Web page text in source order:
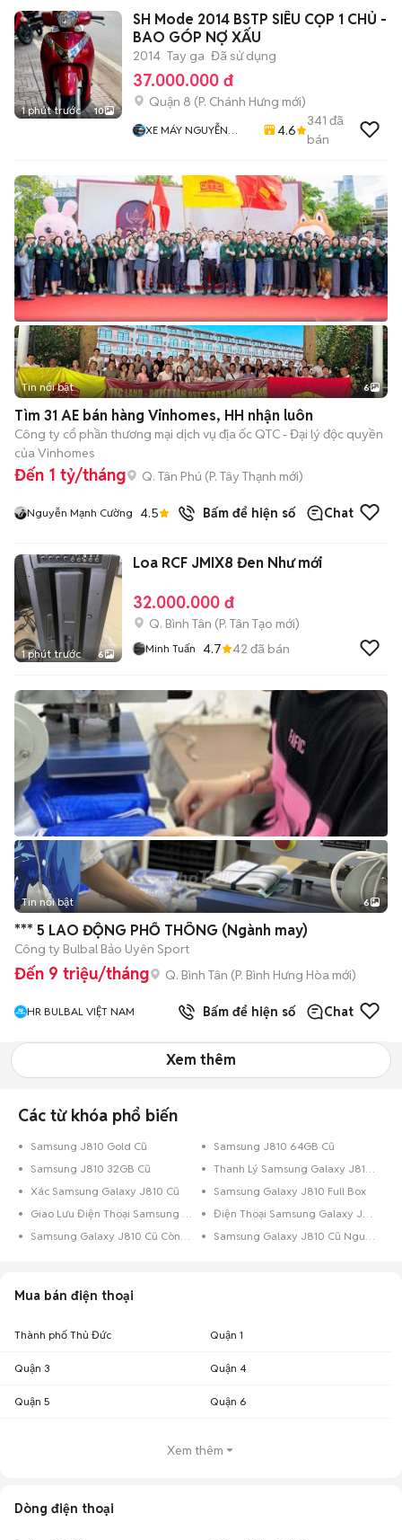
1 phút trước 10
SH Mode 2014 BSTP SIÊU CỌP 1 CHỦ -
BAO GÓP NỢ XẤU
2014 Tay ga Đã sử dụng
37.000.000 đ
Quận 8 (P. Chánh Hưng mới)
XE MÁY NGUYỄN
4.6
341 đã
bán
+2
Tin nổi bật 6
Tìm 31 AE bán hàng Vinhomes, HH nhận luôn
Công ty cổ phần thương mại dịch vụ địa ốc QTC - Đại lý độc quyền
của Vinhomes
Đến 1 tỷ/tháng Q. Tân Phú (P. Tây Thạnh mới)
Nguyễn Mạnh Cường 4.5 Bấm để hiện số Chat
1 phút trước 6
Loa RCF JMIX8 Đen Như mới
32.000.000 đ
Q. Bình Tân (P. Tân Tạo mới)
Minh Tuấn 4.7 42 đã bán
+2
Tin nổi bật 6
*** 5 LAO ĐỘNG PHỔ THÔNG (Ngành may)
Công ty Bulbal Bảo Uyên Sport
Đến 9 triệu/tháng Q. Bình Tân (P. Bình Hưng Hòa mới)
HR BULBAL VIỆT NAM Bấm để hiện số Chat
Xem thêm
Các từ khóa phổ biến
Samsung J810 Gold Cũ
Samsung J810 64GB Cũ
Samsung J810 32GB Cũ
Thanh Lý Samsung Galaxy J810 Cũ
Xác Samsung Galaxy J810 Cũ
Samsung Galaxy J810 Full Box
Giao Lưu Điện Thoại Samsung Galaxy J810
Điện Thoại Samsung Galaxy J810 Trả Góp
Samsung Galaxy J810 Cũ Còn Bảo Hành
Samsung Galaxy J810 Cũ Nguyên Zin
Mua bán điện thoại
Thành phố Thủ Đức Quận 1
Quận 3 Quận 4
Quận 5 Quận 6
Xem thêm
Dòng điện thoại